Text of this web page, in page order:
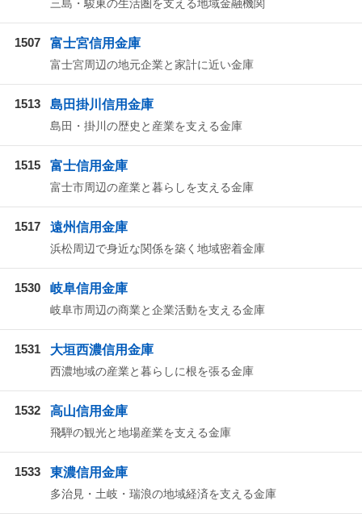
三島・駿東の生活圏を支える地域金融機関
1507 富士宮信用金庫
富士宮周辺の地元企業と家計に近い金庫
1513 島田掛川信用金庫
島田・掛川の歴史と産業を支える金庫
1515 富士信用金庫
富士市周辺の産業と暮らしを支える金庫
1517 遠州信用金庫
浜松周辺で身近な関係を築く地域密着金庫
1530 岐阜信用金庫
岐阜市周辺の商業と企業活動を支える金庫
1531 大垣西濃信用金庫
西濃地域の産業と暮らしに根を張る金庫
1532 高山信用金庫
飛騨の観光と地場産業を支える金庫
1533 東濃信用金庫
多治見・土岐・瑞浪の地域経済を支える金庫